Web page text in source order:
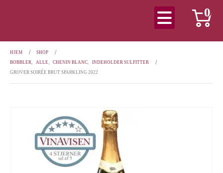
0
HJEM
SHOP
BOBBLER, ALLE, CHENIN BLANC,
INDEHOLDER SULFITTER
GROVER SOIRÉE BRUT SPARKLING 2022